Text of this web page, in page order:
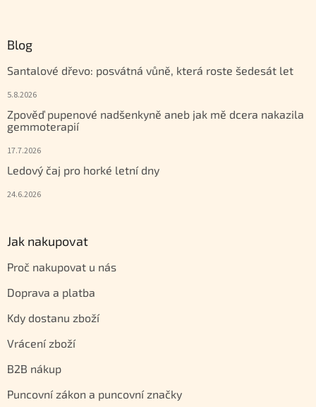
Blog
Santalové dřevo: posvátná vůně, která roste šedesát let
5.8.2026
Zpověď pupenové nadšenkyně aneb jak mě dcera nakazila
gemmoterapií
17.7.2026
Ledový čaj pro horké letní dny
24.6.2026
Jak nakupovat
Proč nakupovat u nás
Doprava a platba
Kdy dostanu zboží
Vrácení zboží
B2B nákup
Puncovní zákon a puncovní značky